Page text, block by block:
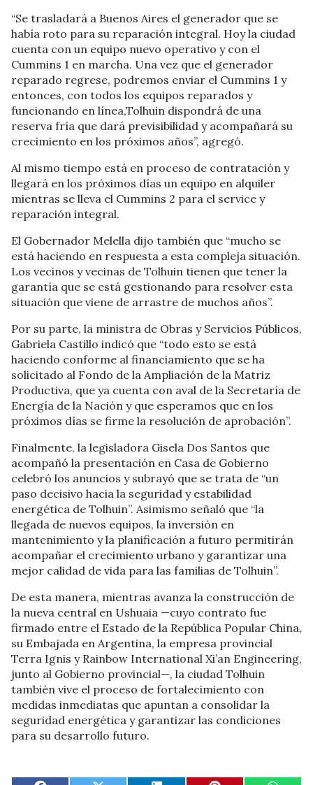
“Se trasladará a Buenos Aires el generador que se
había roto para su reparación integral. Hoy la ciudad
cuenta con un equipo nuevo operativo y con el
Cummins 1 en marcha. Una vez que el generador
reparado regrese, podremos enviar el Cummins 1 y
entonces, con todos los equipos reparados y
funcionando en línea,Tolhuin dispondrá de una
reserva fría que dará previsibilidad y acompañará su
crecimiento en los próximos años”, agregó.
Al mismo tiempo está en proceso de contratación y
llegará en los próximos días un equipo en alquiler
mientras se lleva el Cummins 2 para el service y
reparación integral.
El Gobernador Melella dijo también que “mucho se
está haciendo en respuesta a esta compleja situación.
Los vecinos y vecinas de Tolhuin tienen que tener la
garantía que se está gestionando para resolver esta
situación que viene de arrastre de muchos años”.
Por su parte, la ministra de Obras y Servicios Públicos,
Gabriela Castillo indicó que “todo esto se está
haciendo conforme al financiamiento que se ha
solicitado al Fondo de la Ampliación de la Matriz
Productiva, que ya cuenta con aval de la Secretaría de
Energía de la Nación y que esperamos que en los
próximos días se firme la resolución de aprobación”.
Finalmente, la legisladora Gisela Dos Santos que
acompañó la presentación en Casa de Gobierno
celebró los anuncios y subrayó que se trata de “un
paso decisivo hacia la seguridad y estabilidad
energética de Tolhuin”. Asimismo señaló que “la
llegada de nuevos equipos, la inversión en
mantenimiento y la planificación a futuro permitirán
acompañar el crecimiento urbano y garantizar una
mejor calidad de vida para las familias de Tolhuin”.
De esta manera, mientras avanza la construcción de
la nueva central en Ushuaia —cuyo contrato fue
firmado entre el Estado de la República Popular China,
su Embajada en Argentina, la empresa provincial
Terra Ignis y Rainbow International Xi’an Engineering,
junto al Gobierno provincial—, la ciudad Tolhuin
también vive el proceso de fortalecimiento con
medidas inmediatas que apuntan a consolidar la
seguridad energética y garantizar las condiciones
para su desarrollo futuro.